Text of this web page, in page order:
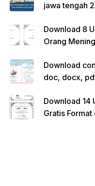
jawa tengah
Download 8
Orang
Download
doc, docx,
Download 14
Gratis